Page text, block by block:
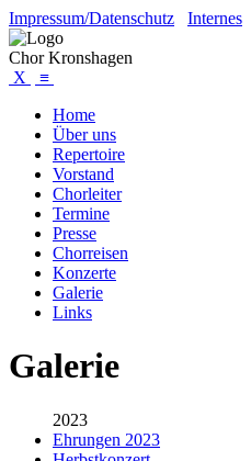
Impressum/Datenschutz Internes
Chor Kronshagen
X
≡
Home
Über uns
Repertoire
Vorstand
Chorleiter
Termine
Presse
Chorreisen
Konzerte
Galerie
Links
Galerie
2023
Ehrungen 2023